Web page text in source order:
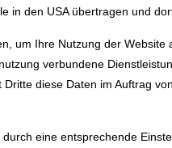
in den USA übertragen und
um Ihre Nutzung der
verbundene
diese Daten im Auftrag
eine entsprechende